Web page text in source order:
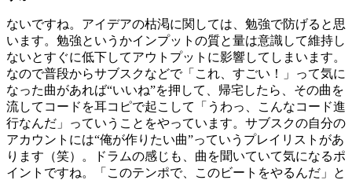
ないですね。アイデアの枯渇に関しては、勉強で防げると思
います。勉強というかインプットの質と量は意識して維持し
ないとすぐに低下してアウトプットに影響してしまいます。
なので普段からサブスクなどで「これ、すごい！」って気に
なった曲があれば“いいね”を押して、帰宅したら、その曲を
流してコードを耳コピで起こして「うわっ、こんなコード進
行なんだ」っていうことをやっています。サブスクの自分の
アカウントには“俺が作りたい曲”っていうプレイリストがあ
ります（笑）。ドラムの感じも、曲を聞いていて気になるポ
イントですね。「このテンポで、このビートをやるんだ」と